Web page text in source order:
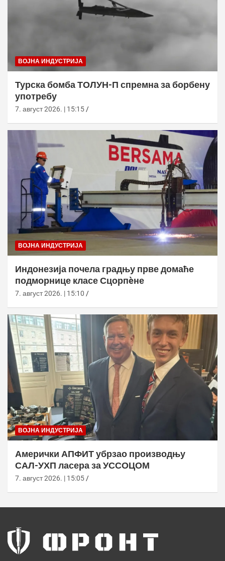
ВОЈНА ИНДУСТРИЈА
Турска бомба ТОЛУН-П спремна за борбену
употребу
7. август 2026. | 15:15
ВОЈНА ИНДУСТРИЈА
Индонезија почела градњу прве домаће
подморнице класе Сцорпèне
7. август 2026. | 15:10
ВОЈНА ИНДУСТРИЈА
Амерички АПФИТ убрзао производњу
САЛ-УХП ласера за УССОЦОМ
7. август 2026. | 15:05